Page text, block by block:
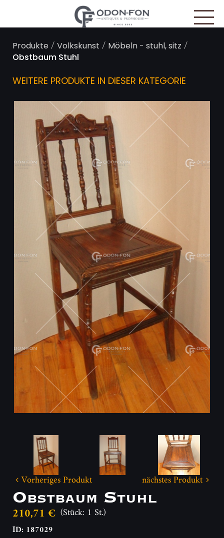
Produkte/Volkskunst / Möbeln - stuhl, sitz /
Obstbaum Stuhl
WEITERE PRODUKTE IN DIESER KATEGORIE
Vorheriges Produkt nächstes Produkt
Obstbaum Stuhl
210,71 € (Stück: 1 St.)
ID: 187029